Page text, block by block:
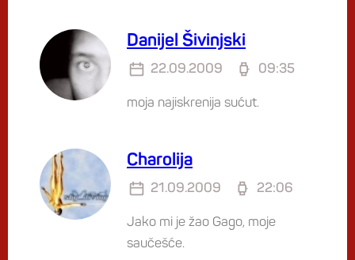
Danijel Šivinjski
22.09.2009 09:35
moja najiskrenija sućut.
Charolija
21.09.2009 22:06
Jako mi je žao Gago, moje
saučešće.